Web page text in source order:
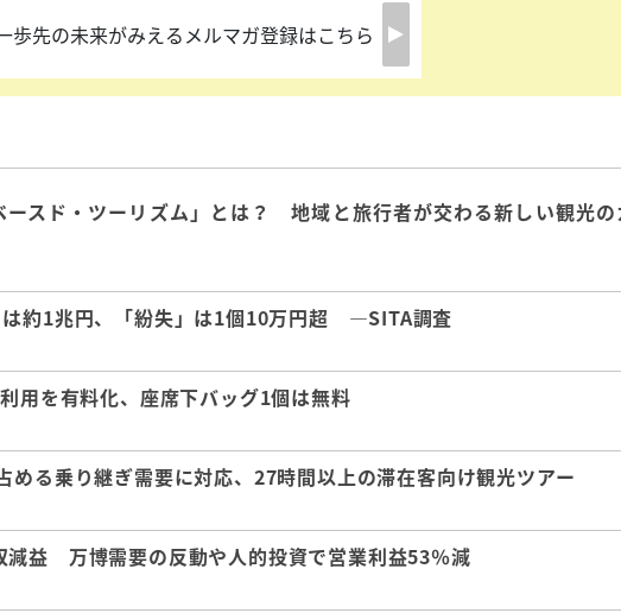
歩先の未来がみえるメルマガ登録はこちら
スド・ツーリズム」とは？ 地域と旅行者が交わる新しい観光の
は約1兆円、「紛失」は1個10万円超 ―SITA調査
用を有料化、座席下バッグ1個は無料
める乗り継ぎ需要に対応、27時間以上の滞在客向け観光ツアー
益 万博需要の反動や人的投資で営業利益53％減